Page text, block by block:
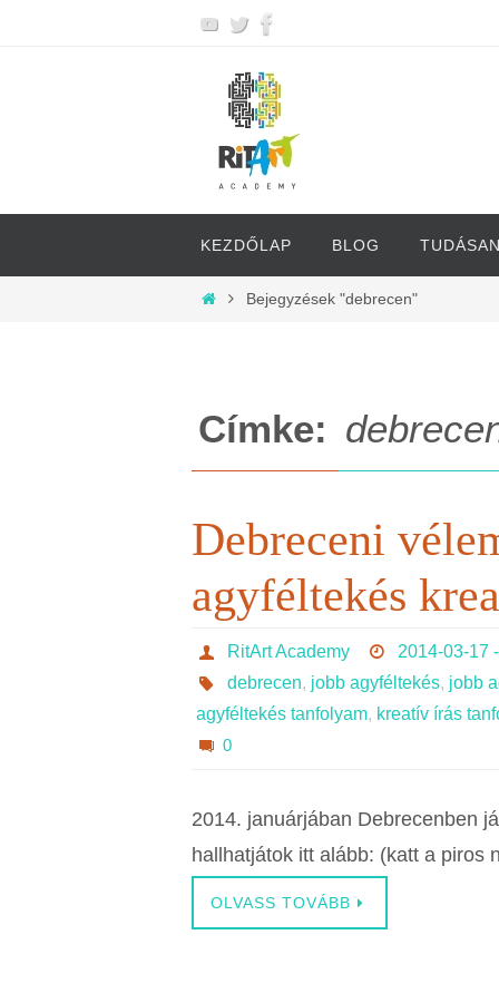
KEZDŐLAP
BLOG
OtthonBejegyzések "debrecen"
Címke:
Debreceni
agyféltekés
RitArt Academy 2014-03-17
debrecen, jobb agyféltekés, jobb
agyféltekés tanfolyam, kreatív írás
0
2014. januárjában Debrecenben
hallhatjátok itt alább: (katt a piros
OLVASS TOVÁBB